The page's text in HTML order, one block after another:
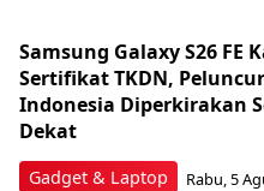
Gadget & Laptop
Samsung Galaxy S26 FE
Sertifikat TKDN,
Indonesia Diperkirakan
Dekat
Rabu, 5